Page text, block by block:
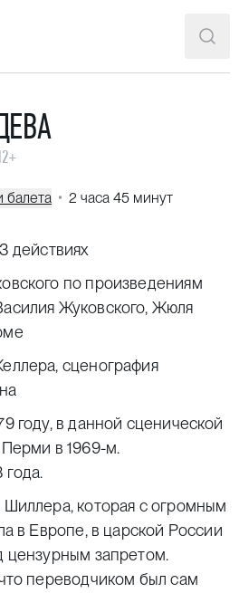
оперы и балета
балета 2 часа 45 минут
действиях
по произведениям
Жуковского, Жюля
сценография
году, в данной сценической
в 1969-м.
Шиллера, которая с огромным
в Европе, в царской России
цензурным запретом.
переводчиком был сам